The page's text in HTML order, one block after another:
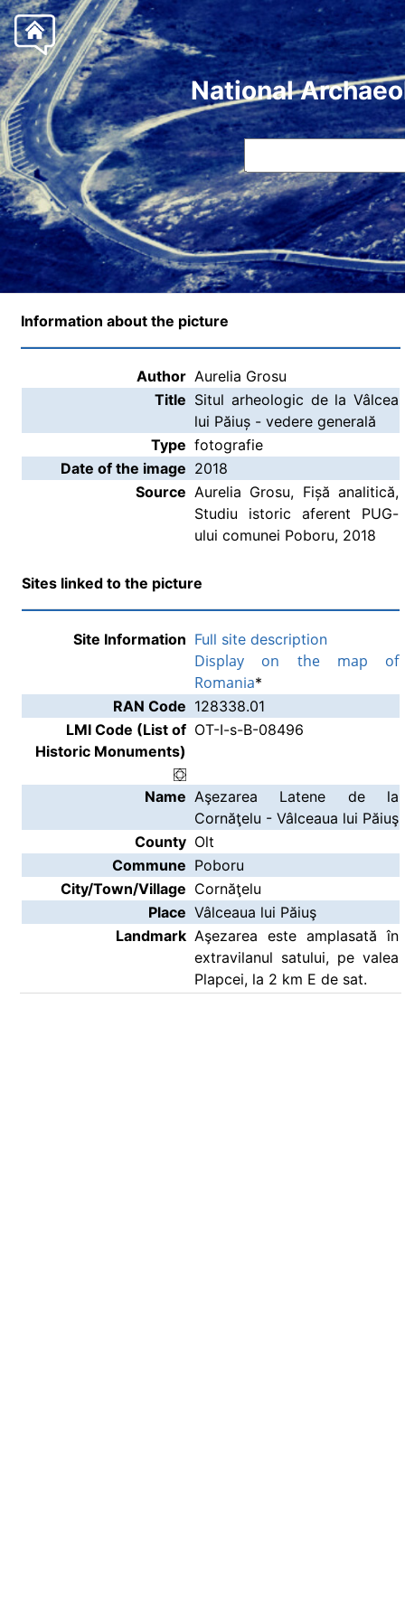
National
Information about the picture
Author Aurelia Grosu
Title Situl arheologic de la Vâlcea
lui Păiuș - vedere generală
Type fotografie
Date of the image 2018
Source Aurelia Grosu, Fișă analitică,
Studiu istoric aferent PUG-
ului comunei Poboru, 2018
Sites linked to the picture
Site Information Full site description
Display on the map of
Romania*
RAN Code 128338.01
LMI Code (List of
Historic Monuments)
OT-I-s-B-08496
Name Aşezarea Latene de la
Cornăţelu - Vâlceaua lui Păiuş
County Olt
Commune Poboru
City/Town/Village Cornăţelu
Place Vâlceaua lui Păiuş
Landmark Aşezarea este amplasată în
extravilanul satului, pe valea
Plapcei, la 2 km E de sat.